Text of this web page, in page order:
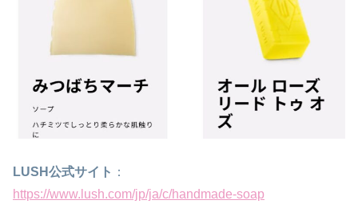
LUSH公式サイト ：
https://www.lush.com/jp/ja/c/handmade-soap